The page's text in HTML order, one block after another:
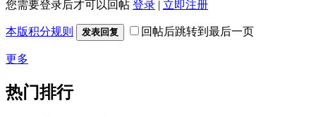
您需要登录后才可以回帖 登录 | 立即注册
本版积分规则 发表回复 回帖后跳转到最后一页
更多
热门排行